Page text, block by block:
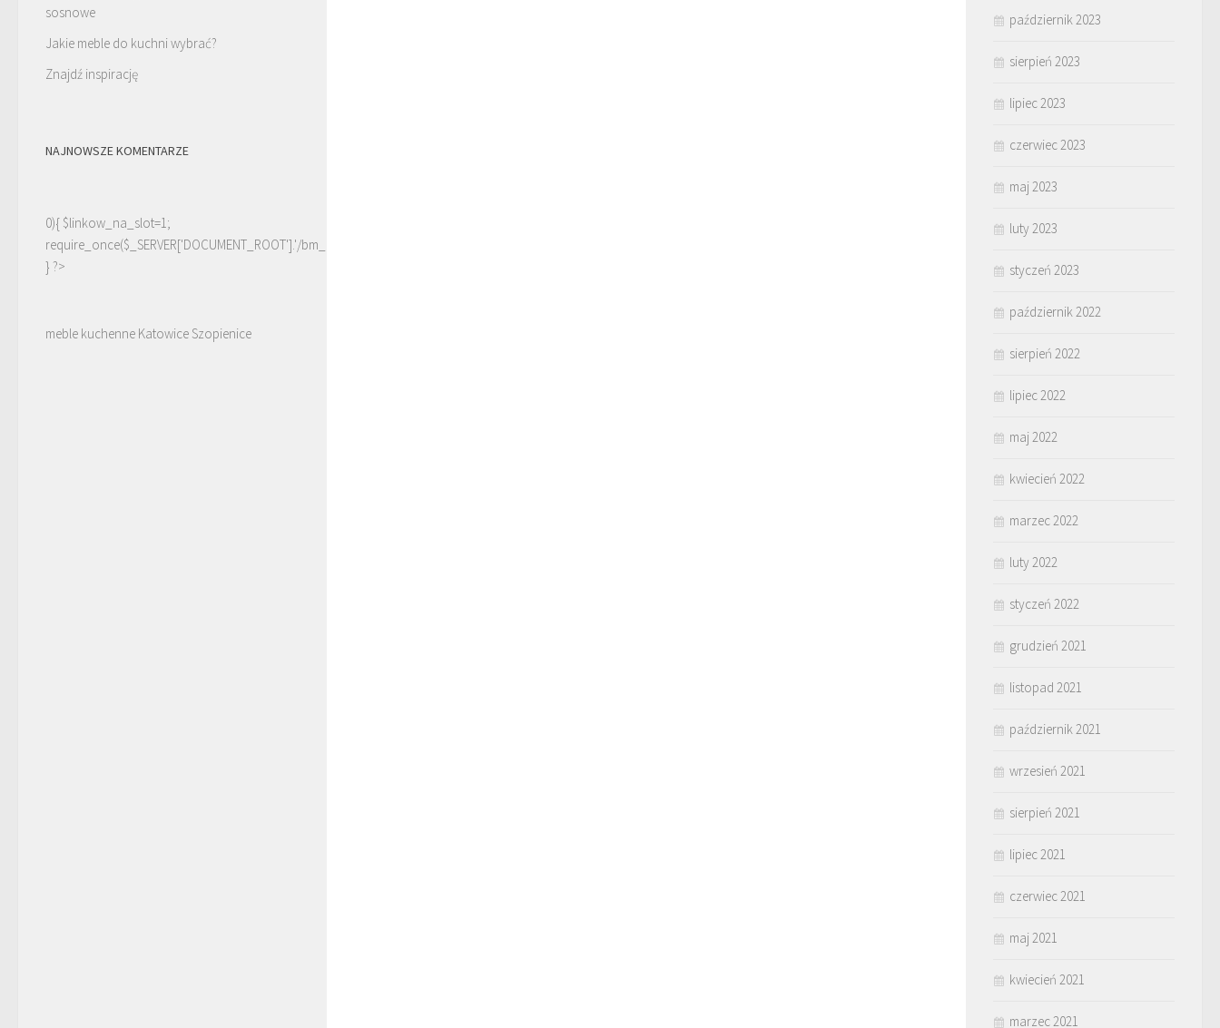
sosnowe
Jakie meble do kuchni wybrać?
Znajdź inspirację
NAJNOWSZE KOMENTARZE
0){ $linkow_na_slot=1;
require_once($_SERVER['DOCUMENT_ROOT'].'/bm_linki.php');
} ?>
meble kuchenne Katowice Szopienice
październik 2023
sierpień 2023
lipiec 2023
czerwiec 2023
maj 2023
luty 2023
styczeń 2023
październik 2022
sierpień 2022
lipiec 2022
maj 2022
kwiecień 2022
marzec 2022
luty 2022
styczeń 2022
grudzień 2021
listopad 2021
październik 2021
wrzesień 2021
sierpień 2021
lipiec 2021
czerwiec 2021
maj 2021
kwiecień 2021
marzec 2021